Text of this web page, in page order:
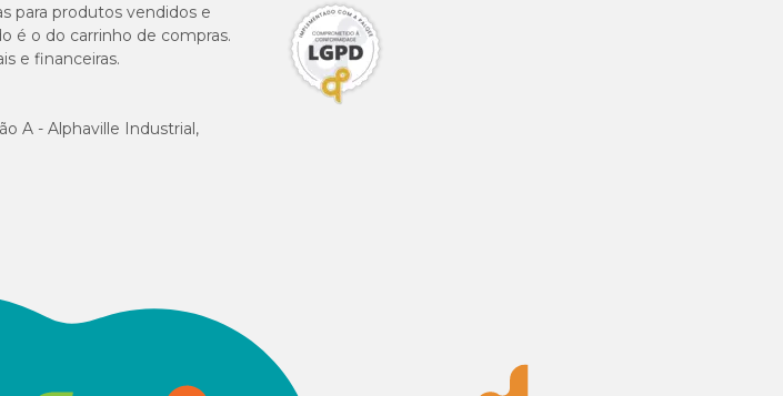
0,054 mg
para produtos vendidos e
é o do carrinho de compras.
e financeiras.
A - Alphaville Industrial,